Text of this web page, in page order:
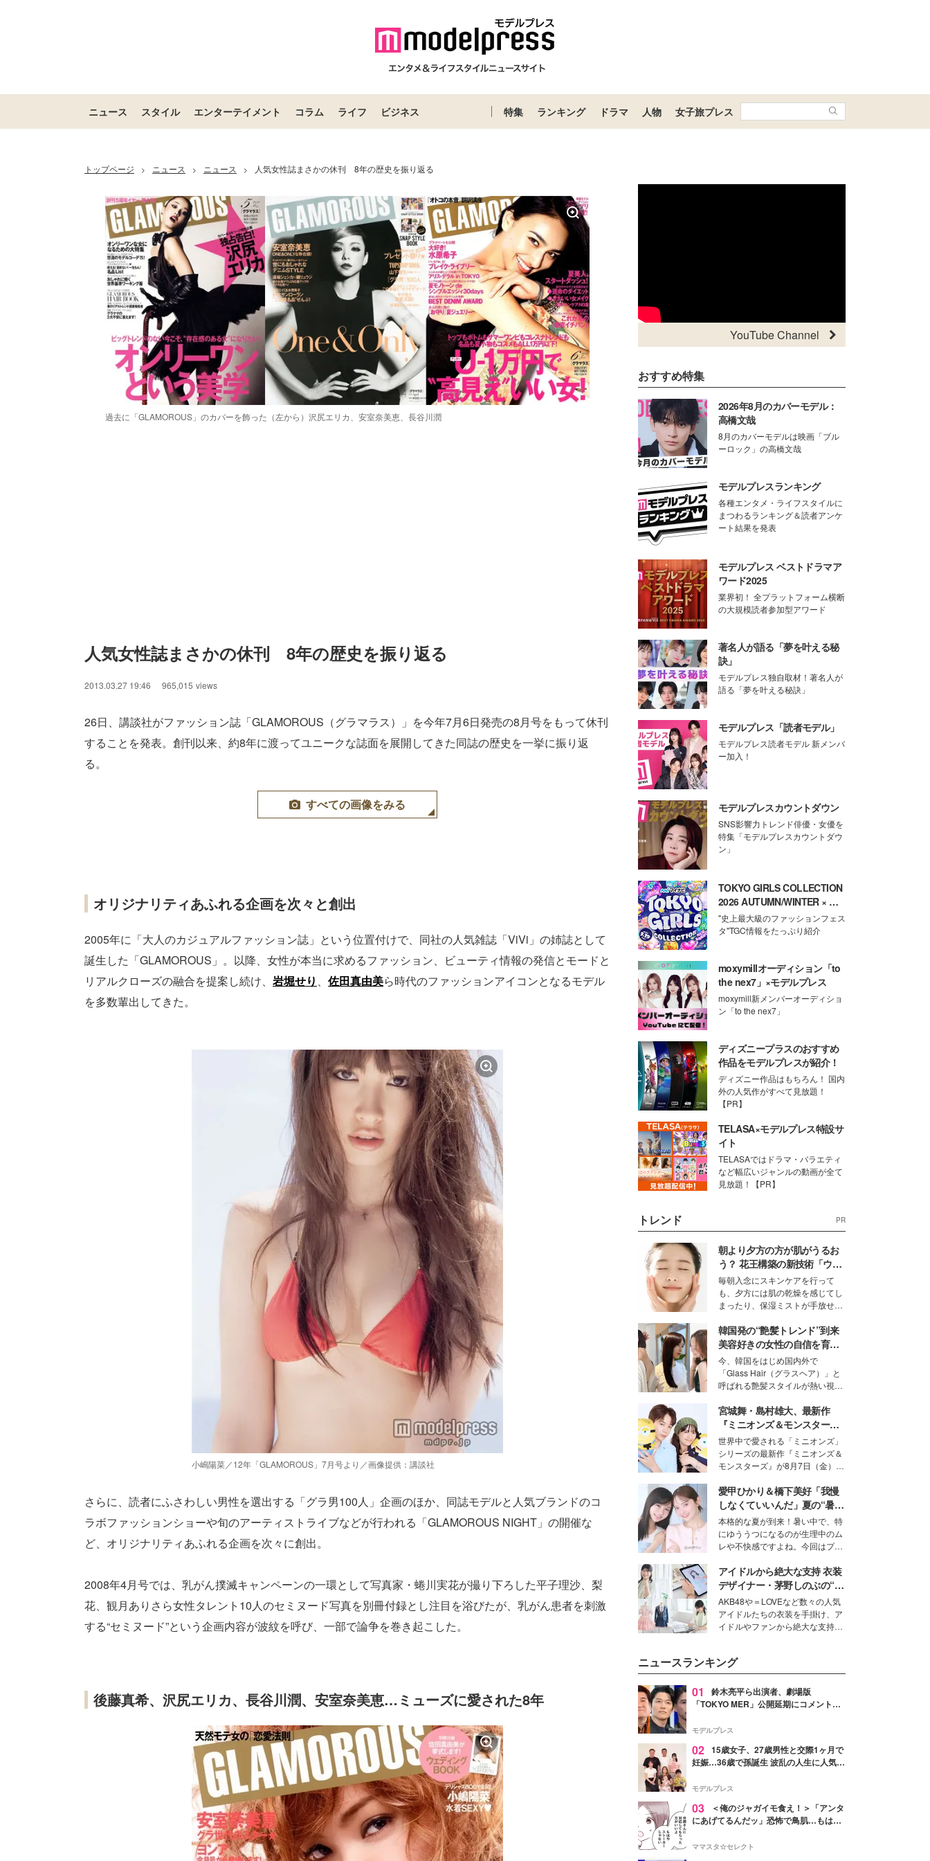
ニュース スタイル エンターテイメント コラム ライフ ビジネス 特集 ランキング ドラマ 人物 女子旅プレス
トップページ > ニュース > ニュース > 人気女性誌まさかの休刊 8年の歴史を振り返る
過去に「GLAMOROUS」のカバーを飾った（左から）沢尻エリカ、安室奈美恵、長谷川潤
人気女性誌まさかの休刊　8年の歴史を振り返る
2013.03.27 19:46 965,015 views
26日、講談社がファッション誌「GLAMOROUS（グラマラス）」を今年7月6日発売の8月号をもって休刊
することを発表。創刊以来、約8年に渡ってユニークな誌面を展開してきた同誌の歴史を一挙に振り返
る。
すべての画像をみる
オリジナリティあふれる企画を次々と創出
2005年に「大人のカジュアルファッション誌」という位置付けで、同社の人気雑誌「ViVi」の姉誌として
誕生した「GLAMOROUS」。以降、女性が本当に求めるファッション、ビューティ情報の発信とモードと
リアルクローズの融合を提案し続け、 岩堀せり 、 佐田真由美ら時代のファッションアイコンとなるモデル
を多数輩出してきた。
小嶋陽菜／12年「GLAMOROUS」7月号より／画像提供：講談社
さらに、読者にふさわしい男性を選出する「グラ男100人」企画のほか、同誌モデルと人気ブランドのコ
ラボファッションショーや旬のアーティストライブなどが行われる「GLAMOROUS NIGHT」の開催な
ど、オリジナリティあふれる企画を次々に創出。
2008年4月号では、乳がん撲滅キャンペーンの一環として写真家・蜷川実花が撮り下ろした平子理沙、梨
花、観月ありさら女性タレント10人のセミヌード写真を別冊付録とし注目を浴びたが、乳がん患者を刺激
する“セミヌード”という企画内容が波紋を呼び、一部で論争を巻き起こした。
後藤真希、沢尻エリカ、長谷川潤、安室奈美恵…ミューズに愛された8年
YouTube Channel
おすすめ特集
2026年8月のカバーモデル：
高橋文哉
8月のカバーモデルは映画「ブル
ーロック」の高橋文哉
モデルプレスランキング
各種エンタメ・ライフスタイルに
まつわるランキング＆読者アンケ
ート結果を発表
モデルプレス ベストドラマア
ワード2025
業界初！ 全プラットフォーム横断
の大規模読者参加型アワード
著名人が語る「夢を叶える秘
訣」
モデルプレス独自取材！著名人が
語る「夢を叶える秘訣」
モデルプレス「読者モデル」
モデルプレス読者モデル 新メンバ
ー加入！
モデルプレスカウントダウン
SNS影響力トレンド俳優・女優を
特集「モデルプレスカウントダウ
ン」
TOKYO GIRLS COLLECTION
2026 AUTUMN/WINTER × モ
デルプレス
"史上最大級のファッションフェス
タ"TGC情報をたっぷり紹介
moxymillオーディション「to
the nex7」×モデルプレス
moxymill新メンバーオーディショ
ン「to the nex7」
ディズニープラスのおすすめ
作品をモデルプレスが紹介！
ディズニー作品はもちろん！ 国内
外の人気作がすべて見放題！
【PR】
TELASA×モデルプレス特設サ
イト
TELASAではドラマ・バラエティ
など幅広いジャンルの動画が全て
見放題！【PR】
トレンド PR
朝より夕方の方が肌がうるお
う？ 花王構築の新技術「ウォ
ーターキャプチャリングスキ
ン（捕水肌）」がスキンケア
の常識を変える予感
毎朝入念にスキンケアを行って
も、夕方には肌の乾燥を感じてし
まったり、保湿ミストが手放せな
な美容の常識を大きく変える可能
性を秘めた、革新的な「Water
Capturing Skin（ウォーターキャ
プチャリングスキン：捕水肌）」
技術を、花王が構築した。
韓国発の“艶髪トレンド”到来
美容好きの女性の自信を育む
「ヘアケア事情」って？
今、韓国をはじめ国内外で
「Glass Hair（グラスヘア）」と
呼ばれる艶髪スタイルが熱い視線
ションの完成度を高めるベースと
して、“髪そのものの美しさ”に改
めて注目する人が増えている様
子。今回は、そんな憧れの艶やか
な髪を日常で叶える、美容好きの
女性たちのヘアケア事情を紹介し
ます。
宮城舞・島村雄大、最新作
『ミニオンズ＆モンスター
ズ』の魅力熱弁 ハチャメチャ
だけじゃない“友情と絆”に感
動
世界中で愛される「ミニオンズ」
シリーズの最新作『ミニオンズ＆
モンスターズ』が8月7日（金）に
ニオン好き”という共通点を持つモ
デルの宮城舞と島村雄大の特別対
談をお届け！それぞれの視点か
ら、今作ならではの魅力や予想外
の感動をもたらす奥深いストーリ
ーについて熱く語り合ってもらっ
た。
愛甲ひかり＆橋下美好「我慢
しなくていいんだ」夏の“暑さ
対策”の新しい選択肢とは？
本格的な夏が到来！暑い中で、特
にゆううつになるのが生理中のム
レや不快感ですよね。今回はプラ
モデル・愛甲ひかりさんと橋下美
好さんを迎えて本音で女子会トー
ク。猛暑のお出かけを快適に過ご
すヒントや、2人が感動した夏の
生理の新常識にも迫りました。
アイドルから絶大な支持 衣装
デザイナー・茅野しのぶの“可
愛い”を作る美学＜「シチズン
クロスシー」インタビュー＞
AKB48や＝LOVEなど数々の人気
アイドルたちの衣装を手掛け、ア
イドルやファンから絶大な支持を
ター・茅野しのぶ。一人ひとりの
個性に寄り添い、魅力を引き出す
衣装作りは、多くの女性たちに勇
気と自信を与え続けている。
ニュースランキング
01
鈴木亮平ら出演者、劇場版
「TOKYO MER」公開延期にコメント
最大の敬意とエールを」
モデルプレス
02 15歳女子、27歳男性と交際1ヶ月で
妊娠…36歳で孫誕生 波乱の人生に人気タ
よ！」
モデルプレス
03
＜俺のジャガイモ食え！＞「アンタ
にあげてるんだッ」恐怖で鳥肌…もはや
ママスタ☆セレクト